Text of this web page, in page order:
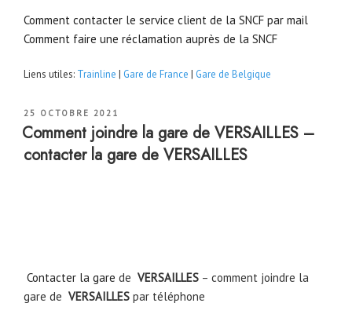
Comment contacter le service client de la SNCF par mail
Comment faire une réclamation auprès de la SNCF
Liens utiles: Trainline | Gare de France | Gare de Belgique
PUBLIÉ
LE
25 OCTOBRE 2021
Comment joindre la gare de VERSAILLES –
contacter la gare de VERSAILLES
Contacter la gare de VERSAILLES – comment joindre la
gare de VERSAILLES par téléphone